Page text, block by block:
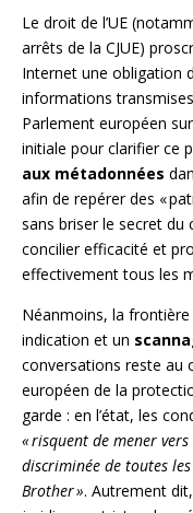
Le droit de l’UE
arrêts de la CJUE)
Internet une obligation
informations
Parlement européen
initiale pour clarifier ce
aux métadonnées
afin de repérer des «
sans briser le secret du
concilier efficacité et
effectivement tous les
Néanmoins, la
indication et un
conversations reste au
européen de la
garde : en l’état, les
« risquent de mener
discriminée de toutes
Brother ». Autrement